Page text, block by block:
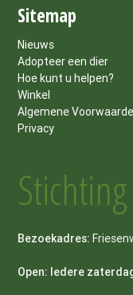
Sitemap
Nieuws
Adopteer een dier
Hoe kunt u helpen?
Winkel
Algemene
Privacy
Bezoekadres:
Open: Iedere